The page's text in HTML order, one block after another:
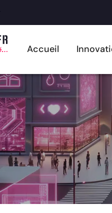
Accueil